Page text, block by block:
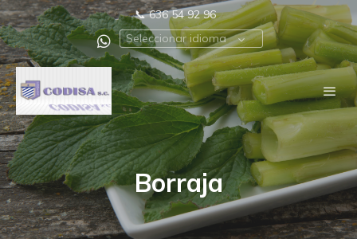
📞 636 54 92 96
Seleccionar idioma
Borraja